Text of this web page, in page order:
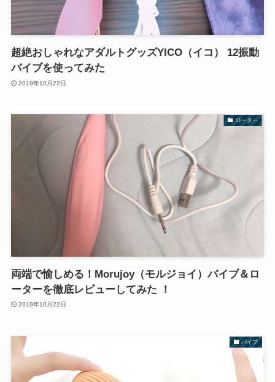
超絶おしゃれなアダルトグッズYICO（イコ） 12振動
バイブを使ってみた
2019年10月22日
ローター
両端で愉しめる！Morujoy（モルジョイ）バイブ＆ロ
ーターを徹底レビューしてみた ！
2019年10月22日
バイブ